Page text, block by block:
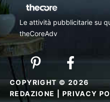
Le attività pubblicitarie su
theCoreAdv
COPYRIGHT © 2026
REDAZIONE
PRIVACY